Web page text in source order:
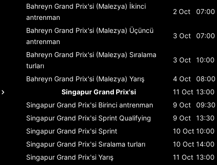
Bahreyn Grand Prix'si (Malezya) İkinci
antrenman
2 Oct 07:00
Bahreyn Grand Prix'si (Malezya) Üçüncü
antrenman
3 Oct 07:00
Bahreyn Grand Prix'si (Malezya) Sıralama
turları
3 Oct 10:00
Bahreyn Grand Prix'si (Malezya) Yarış 4 Oct
08:00
Singapur Grand Prix'si
11 Oct 13:00
Singapur Grand Prix'si Birinci antrenman 9 Oct
09:30
Singapur Grand Prix'si Sprint Qualifying 9 Oct
13:30
Singapur Grand Prix'si Sprint 10 Oct 10:00
Singapur Grand Prix'si Sıralama turları 10 Oct 14:00
Singapur Grand Prix'si Yarış 11 Oct 13:00